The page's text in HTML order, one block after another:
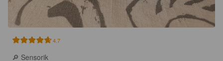
4.7
🔎 Sensorik